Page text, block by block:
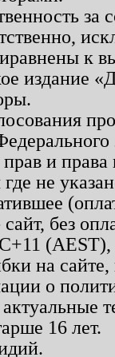
к
издание
и
не
без
на
о
16 лет.